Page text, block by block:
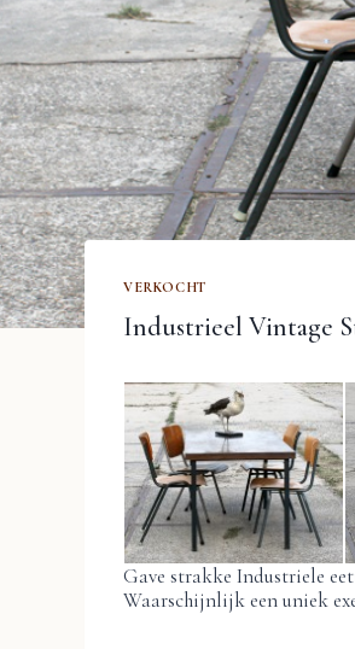
VERKOCHT
Industrieel Vintage
Gave strakke Industriele
Waarschijnlijk een uniek